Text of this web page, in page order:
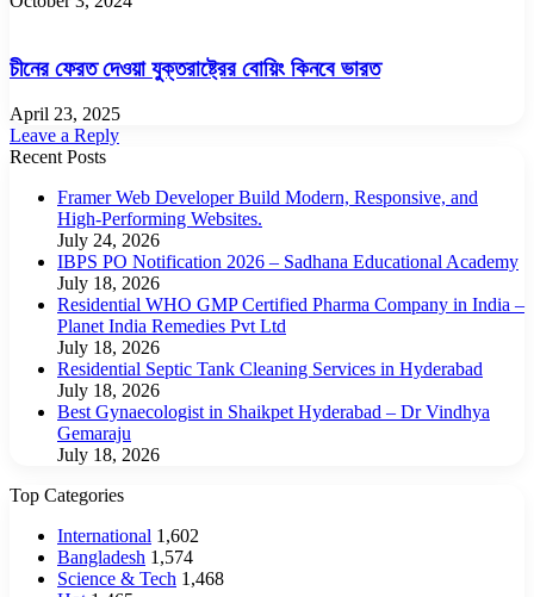
চীনের ফেরত দেওয়া যুক্তরাষ্ট্রের বোয়িং কিনবে ভারত
April 23, 2025
Leave a Reply
Recent Posts
Framer Web Developer Build Modern, Responsive, and
High-Performing Websites.
July 24, 2026
IBPS PO Notification 2026 – Sadhana Educational Academy
July 18, 2026
Residential WHO GMP Certified Pharma Company in India –
Planet India Remedies Pvt Ltd
July 18, 2026
Residential Septic Tank Cleaning Services in Hyderabad
July 18, 2026
Best Gynaecologist in Shaikpet Hyderabad – Dr Vindhya
Gemaraju
July 18, 2026
Top Categories
International 1,602
Bangladesh 1,574
Science & Tech 1,468